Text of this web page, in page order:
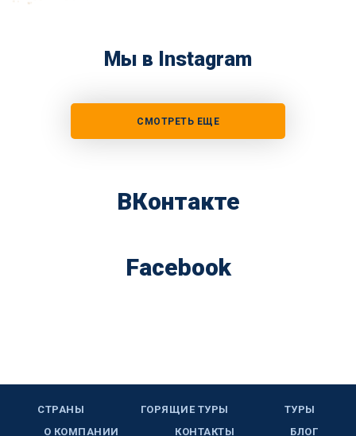
Мы в Instagram
СМОТРЕТЬ ЕЩЕ
ВКонтакте
Facebook
СТРАНЫ ГОРЯЩИЕ ТУРЫ
ТУРЫ
О КОМПАНИИ
КОНТАКТЫ БЛОГ